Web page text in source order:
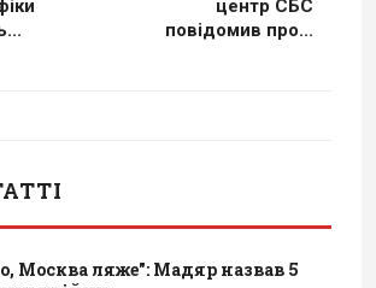
центр СБС
повідомив про...
Москва ляже": Мадяр назвав 5